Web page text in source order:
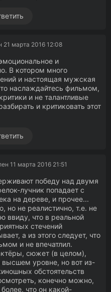
21 марта 2016 12:08
и
В котором много
и настоящая мужская
наслаждайтесь фильмом,
и не талантливые
и критиковать этот
11 марта 2016 21:51
победу над двумя
лучник попадает с
на дереве, и прочее...
но не реалистично, т.е. не
ввиду, что в реальной
стечений
а из этого следует, что
и не впечатлил.
сюжет (в целом),
высшем уровне, но вот из-
обстоятельств
конечно можно,
что он какой-